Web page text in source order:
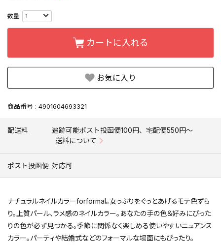
お気に入り
カートに入れる
商品番号 4901604693321
配送料
追跡可能ポスト投函便100円、宅配便550円〜
送料について
ポスト投函便 対応可
ナチュラルネイルカラーforformal。女っぷりをぐっとあげるモテ色ずら
り。上質パール、ラメ感のネイルカラー。あなたの手の色＆好みにぴった
りの色が必ず見つかる。季節に関係なく楽しめる使いやすいニュアンス
カラー。パーティや結婚式などのフォーマルな場面にもぴったり。